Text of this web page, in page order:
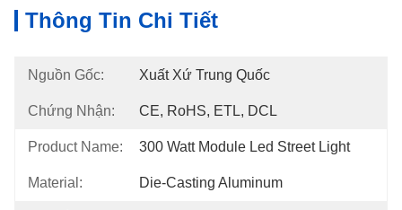
Thông Tin Chi Tiết
Nguồn Gốc: Xuất Xứ Trung Quốc
Chứng Nhận: CE, RoHS, ETL, DCL
Product Name: 300 Watt Module Led Street Light
Material: Die-Casting Aluminum